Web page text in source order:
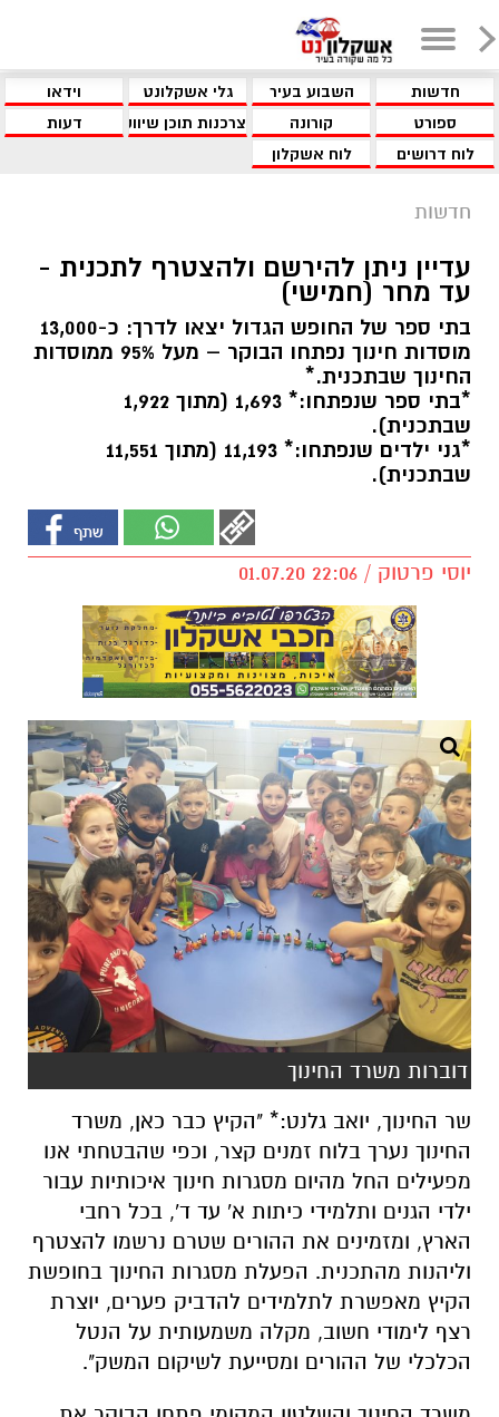
חדשות השבוע בעיר גלי אשקלונט
וידאו
ספורט
קורונה צרכנות תוכן שיווקי
דעות
לוח דרושים
לוח אשקלון
חדשות
עדיין ניתן להירשם ולהצטרף לתכנית -
עד מחר (חמישי)
בתי ספר של החופש הגדול יצאו לדרך: כ-13,000
מוסדות חינוך נפתחו הבוקר – מעל 95% ממוסדות
החינוך שבתכנית.*
*בתי ספר שנפתחו:* 1,693 (מתוך 1,922
שבתכנית).
*גני ילדים שנפתחו:* 11,193 (מתוך 11,551
שבתכנית).
יוסי פרטוק / 22:06 01.07.20
דוברות משרד החינוך
שר החינוך, יואב גלנט:* "הקיץ כבר כאן, משרד
החינוך נערך בלוח זמנים קצר, וכפי שהבטחתי אנו
מפעילים החל מהיום מסגרות חינוך איכותיות עבור
ילדי הגנים ותלמידי כיתות א' עד ד', בכל רחבי
הארץ, ומזמינים את ההורים שטרם נרשמו להצטרף
וליהנות מהתכנית. הפעלת מסגרות החינוך בחופשת
הקיץ מאפשרת לתלמידים להדביק פערים, יוצרת
רצף לימודי חשוב, מקלה משמעותית על הנטל
הכלכלי של ההורים ומסייעת לשיקום המשק".